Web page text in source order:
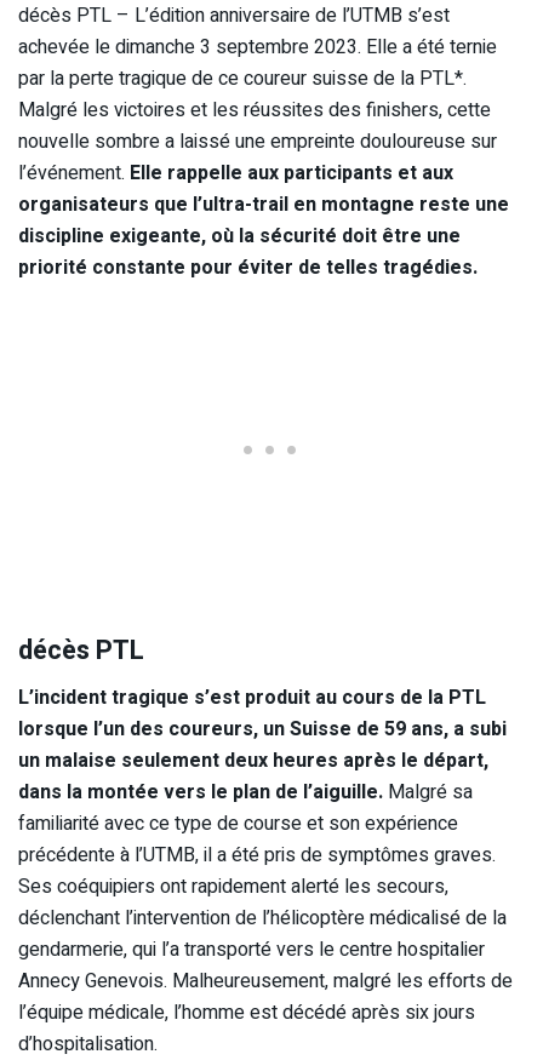
décès PTL – L’édition anniversaire de l’UTMB s’est
achevée le dimanche 3 septembre 2023. Elle a été ternie
par la perte tragique de ce coureur suisse de la PTL*.
Malgré les victoires et les réussites des finishers, cette
nouvelle sombre a laissé une empreinte douloureuse sur
l’événement. Elle rappelle aux participants et aux
organisateurs que l’ultra-trail en montagne reste une
discipline exigeante, où la sécurité doit être une
priorité constante pour éviter de telles tragédies.
décès PTL
L’incident tragique s’est produit au cours de la PTL
lorsque l’un des coureurs, un Suisse de 59 ans, a subi
un malaise seulement deux heures après le départ,
dans la montée vers le plan de l’aiguille. Malgré sa
familiarité avec ce type de course et son expérience
précédente à l’UTMB, il a été pris de symptômes graves.
Ses coéquipiers ont rapidement alerté les secours,
déclenchant l’intervention de l’hélicoptère médicalisé de la
gendarmerie, qui l’a transporté vers le centre hospitalier
Annecy Genevois. Malheureusement, malgré les efforts de
l’équipe médicale, l’homme est décédé après six jours
d’hospitalisation.